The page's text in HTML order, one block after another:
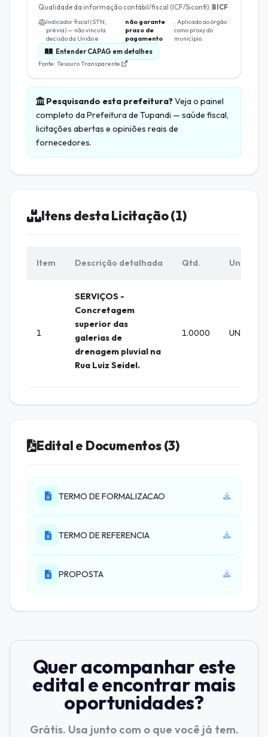
Qualidade da informação contábil/fiscal (ICF/Siconfi): BICF
Indicador fiscal (STN,
prévia) — não vincula
decisão da União e
não garante
prazo de
pagamento
. Aplicado ao órgão
como proxy do
município.
Entender CAPAG em detalhes
Fonte: Tesouro Transparente
Pesquisando esta prefeitura?Veja o painel
completo daPrefeitura de Tupandi — saúde fiscal,
licitações abertas e opiniões reais de
fornecedores.
Itens desta Licitação (1)
Item Descrição detalhada Qtd. Unid.
1
SERVIÇOS -
Concretagem
superior das
galerias de
drenagem pluvial na
Rua Luiz Seidel.
1.0000 UN
Edital e Documentos (3)
TERMO DE FORMALIZACAO
TERMO DE REFERENCIA
PROPOSTA
Quer acompanhar este
edital e encontrar mais
oportunidades?
Grátis. Usa junto com o que você já tem.